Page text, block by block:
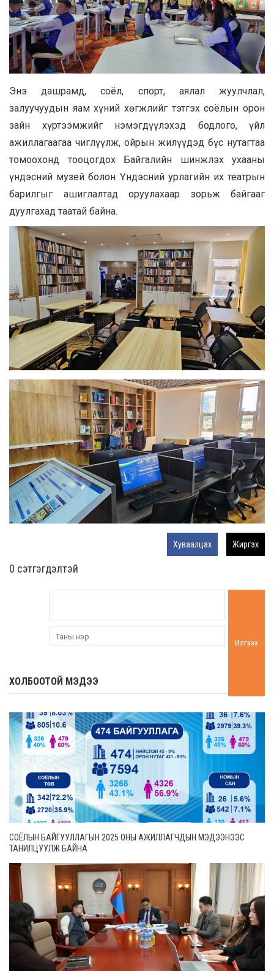
Энэ дашрамд, соёл, спорт, аялал жуулчлал,
залуучуудын яам хүний хөгжлийг тэтгэх соёлын орон
зайн хүртээмжийг нэмэгдүүлэхэд бодлого, үйл
ажиллагаагаа чиглүүлж, ойрын жилүүдэд бүс нутагтаа
томоохонд тооцогдох Байгалийн шинжлэх ухааны
үндэсний музей болон Үндэсний урлагийн их театрын
барилгыг ашиглалтад оруулахаар зорьж байгааг
дуулгахад таатай байна.
Хуваалцах Жиргэх
0 cэтгэгдэлтэй
Илгээх
ХОЛБООТОЙ МЭДЭЭ
СОЁЛЫН БАЙГУУЛЛАГЫН 2025 ОНЫ АЖИЛЛАГЧДЫН МЭДЭЭНЭЭС
ТАНИЛЦУУЛЖ БАЙНА